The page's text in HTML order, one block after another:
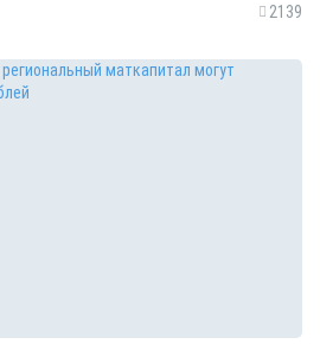
2139